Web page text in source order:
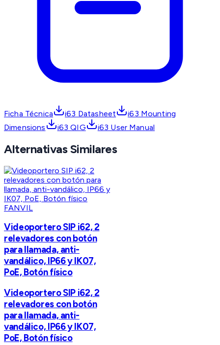
Ficha Técnica i63 Datasheet
i63 Mounting
Dimensions
i63 QIG i63 User Manual
Alternativas Similares
FANVIL
Videoportero SIP i62, 2
relevadores con botón
para llamada, anti-
vandálico, IP66 y IK07,
PoE, Botón físico
Videoportero SIP i62, 2
relevadores con botón
para llamada, anti-
vandálico, IP66 y IK07,
PoE, Botón físico